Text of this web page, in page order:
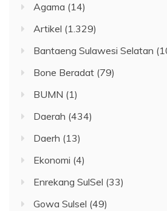
Agama (14)
Artikel (1.329)
Bantaeng Sulawesi Selatan
Bone Beradat (79)
BUMN (1)
Daerah (434)
Daerh (13)
Ekonomi (4)
Enrekang SulSel (33)
Gowa Sulsel (49)